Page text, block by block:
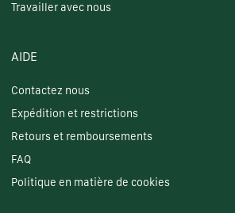
Travailler avec nous
AIDE
Contactez nous
Expédition et restrictions
Retours et remboursements
FAQ
Politique en matière de cookies